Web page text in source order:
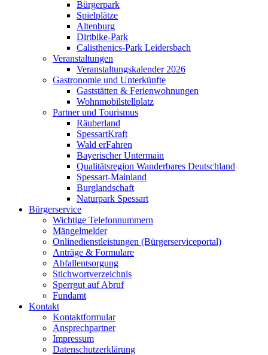
Bürgerpark
Spielplätze
Altenburg
Dirtbike-Park
Calisthenics-Park Leidersbach
Veranstaltungen
Veranstaltungskalender 2026
Gastronomie und Unterkünfte
Gaststätten & Ferienwohnungen
Wohnmobilstellplatz
Partner und Tourismus
Räuberland
SpessartKraft
Wald erFahren
Bayerischer Untermain
Qualitätsregion Wanderbares Deutschland
Spessart-Mainland
Burglandschaft
Naturpark Spessart
Bürgerservice
Wichtige Telefonnummern
Mängelmelder
Onlinedienstleistungen (Bürgerserviceportal)
Anträge & Formulare
Abfallentsorgung
Stichwortverzeichnis
Sperrgut auf Abruf
Fundamt
Kontakt
Kontaktformular
Ansprechpartner
Impressum
Datenschutzerklärung